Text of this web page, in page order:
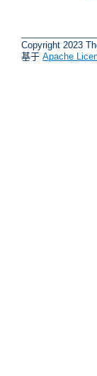
Copyright 2023
基于 Apache